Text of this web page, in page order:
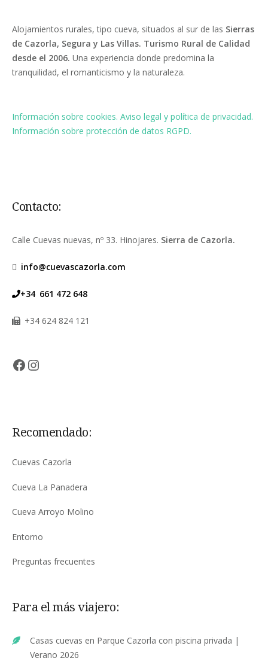
Alojamientos rurales, tipo cueva, situados al sur de las Sierras
de Cazorla, Segura y Las Villas. Turismo Rural de Calidad
desde el 2006. Una experiencia donde predomina la
tranquilidad, el romanticismo y la naturaleza.
Información sobre cookies. Aviso legal y política de privacidad.
Información sobre protección de datos RGPD.
Contacto:
Calle Cuevas nuevas, nº 33. Hinojares. Sierra de Cazorla.
info@cuevascazorla.com
+34 661 472 648
+34 624 824 121
Facebook
Instagram
Recomendado:
Cuevas Cazorla
Cueva La Panadera
Cueva Arroyo Molino
Entorno
Preguntas frecuentes
Para el más viajero:
Casas cuevas en Parque Cazorla con piscina privada |
Verano 2026